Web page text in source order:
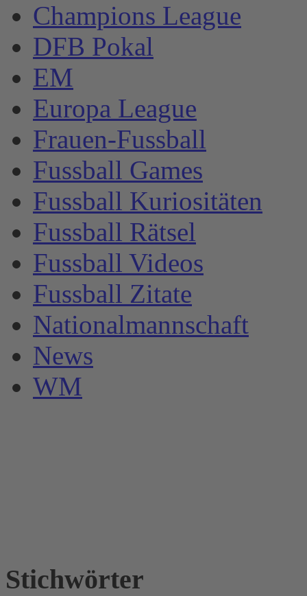
Champions League
DFB Pokal
EM
Europa League
Frauen-Fussball
Fussball Games
Fussball Kuriositäten
Fussball Rätsel
Fussball Videos
Fussball Zitate
Nationalmannschaft
News
WM
Stichwörter